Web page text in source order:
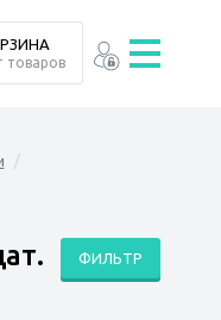
ФИЛЬТР
товаров